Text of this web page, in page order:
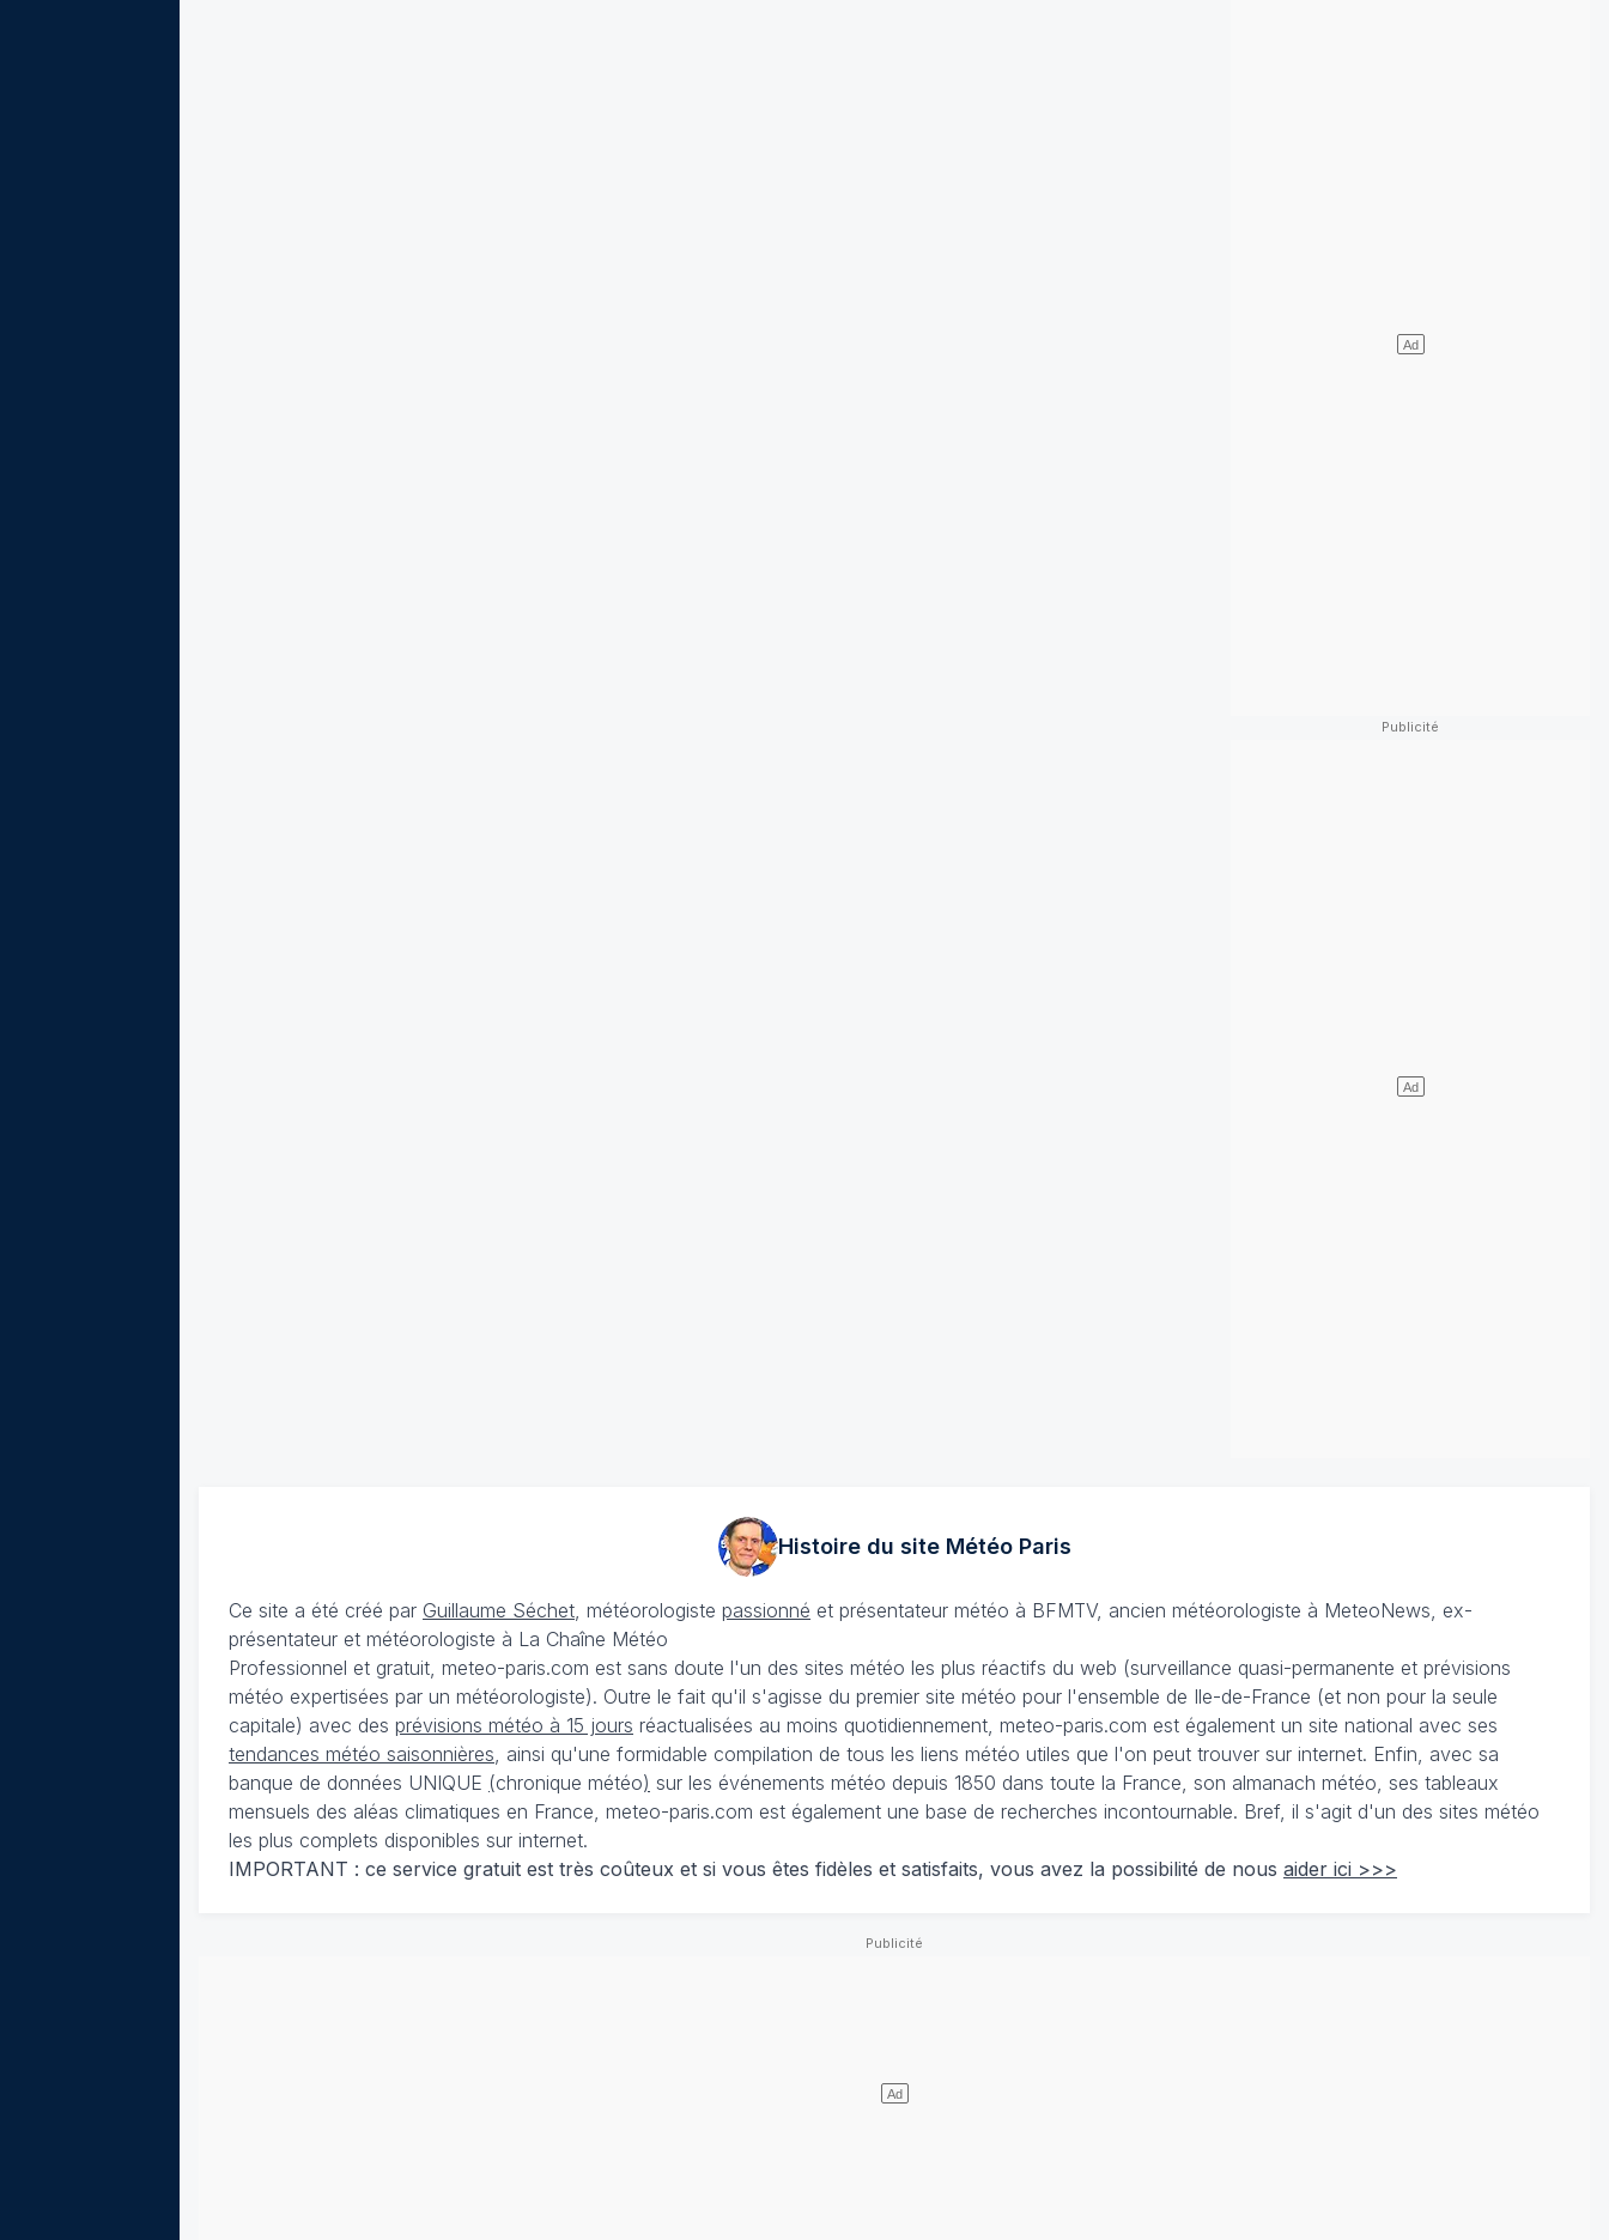
Histoire du site MétéoParis
Ce site a été créé par Guillaume Séchet , météorologiste passionné et présentateur météo à BFMTV, ancien météorologiste à MeteoNews, ex-
présentateur et météorologiste à La Chaîne Météo
Professionnel et gratuit, meteo-paris.com est sans doute l'un des sites météo les plus réactifs du web (surveillance quasi-permanente et prévisions
météo expertisées par un météorologiste). Outre le fait qu'il s'agisse du premier site météo pour l'ensemble de Ile-de-France (et non pour la seule
capitale) avec des prévisions météo à 15 jours réactualisées au moins quotidiennement, meteo-paris.com est également un site national avec ses
tendances météo saisonnières , ainsi qu'une formidable compilation de tous les liens météo utiles que l'on peut trouver sur internet. Enfin, avec sa
banque de données UNIQUE (chronique météo) sur les événements météo depuis 1850 dans toute la France, son almanach météo, ses tableaux
mensuels des aléas climatiques en France, meteo-paris.com est également une base de recherches incontournable. Bref, il s'agit d'un des sites météo
les plus complets disponibles sur internet.
IMPORTANT : ce service gratuit est très coûteux et si vous êtes fidèles et satisfaits, vous avez la possibilité de nous aider ici >>>